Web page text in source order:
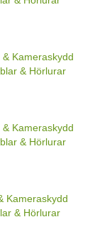
Kameraskydd
& Hörlurar
Kameraskydd
& Hörlurar
Kameraskydd
& Hörlurar